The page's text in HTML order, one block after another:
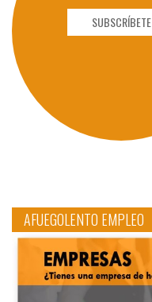
SUBSCRÍBETE
AFUEGOLENTO EMPLEO